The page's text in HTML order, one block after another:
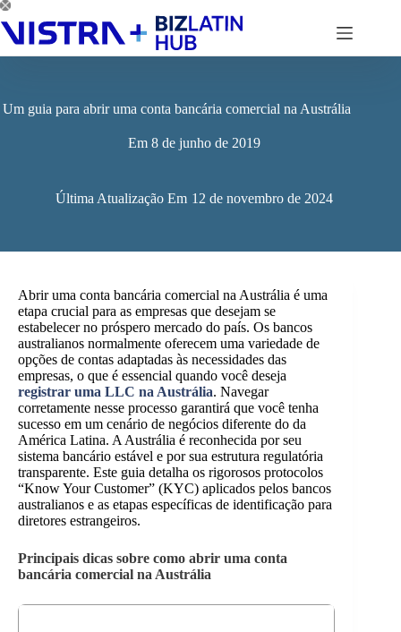
Pular
para
conteúdo
Um guia para abrir uma conta bancária comercial na Austrália
Em 8 de junho de 2019
Última Atualização Em 12 de novembro de 2024
Abrir uma conta bancária comercial na Austrália é uma
etapa crucial para as empresas que desejam se
estabelecer no próspero mercado do país. Os bancos
australianos normalmente oferecem uma variedade de
opções de contas adaptadas às necessidades das
empresas, o que é essencial quando você deseja
registrar uma LLC na Austrália. Navegar
corretamente nesse processo garantirá que você tenha
sucesso em um cenário de negócios diferente do da
América Latina. A Austrália é reconhecida por seu
sistema bancário estável e por sua estrutura regulatória
transparente. Este guia detalha os rigorosos protocolos
“Know Your Customer” (KYC) aplicados pelos bancos
australianos e as etapas específicas de identificação para
diretores estrangeiros.
Principais dicas sobre como abrir uma conta
bancária comercial na Austrália